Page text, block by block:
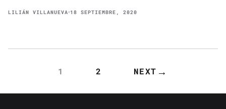
LILIÁN VILLANUEVA 18 SEPTIEMBRE, 2020
PAGINACIÓN
1 2 NEXT →